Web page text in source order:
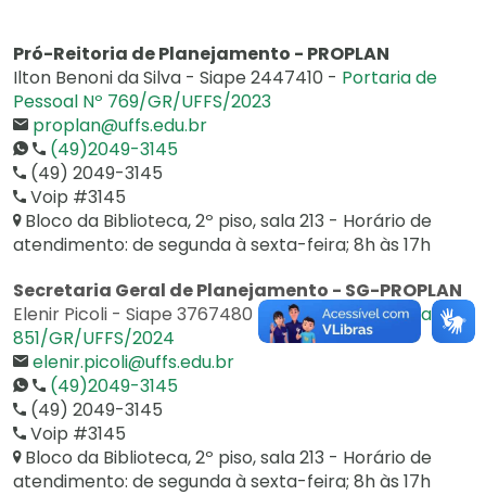
Pró-Reitoria de Planejamento - PROPLAN
Ilton Benoni da Silva - Siape 2447410 - Portaria de
Pessoal Nº 769/GR/UFFS/2023
proplan@uffs.edu.br
(49)2049-3145
(49) 2049-3145
Voip #3145
Bloco da Biblioteca, 2º piso, sala 213 - Horário de
atendimento: de segunda à sexta-feira; 8h às 17h
Secretaria Geral de Planejamento - SG-PROPLAN
Elenir Picoli - Siape 3767480 - Portaria de Pessoal Nº
851/GR/UFFS/2024
elenir.picoli@uffs.edu.br
(49)2049-3145
(49) 2049-3145
Voip #3145
Bloco da Biblioteca, 2º piso, sala 213 - Horário de
atendimento: de segunda à sexta-feira; 8h às 17h